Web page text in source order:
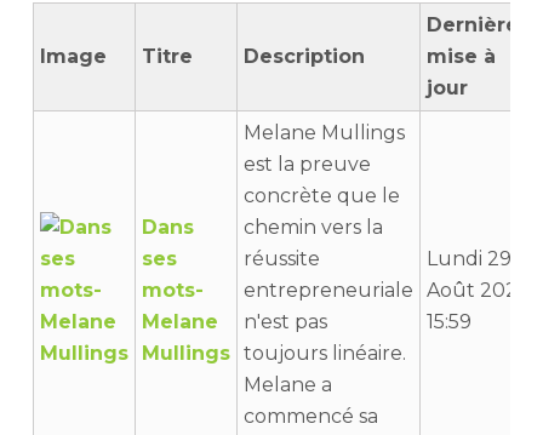
Image Titre Description
Dernière
mise à
jour
Dans
ses
mots-
Melane
Mullings
Melane Mullings
est la preuve
concrète que le
chemin vers la
réussite
entrepreneuriale
n'est pas
toujours linéaire.
Melane a
commencé sa
Lundi 29
Août 2022
15:59